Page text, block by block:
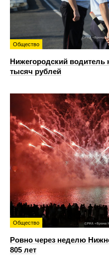
Общество
Нижегородский водитель
тысяч рублей
Общество
Ровно через неделю
805 лет